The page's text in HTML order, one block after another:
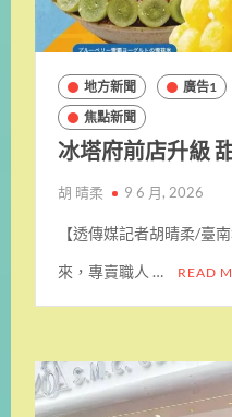
地方新聞 廣告1
焦點新聞
冰塔府前店升級
胡 晴柔 9 6 月, 2026
【透傳媒記者胡晴柔/臺
來，專賣職人 … READ